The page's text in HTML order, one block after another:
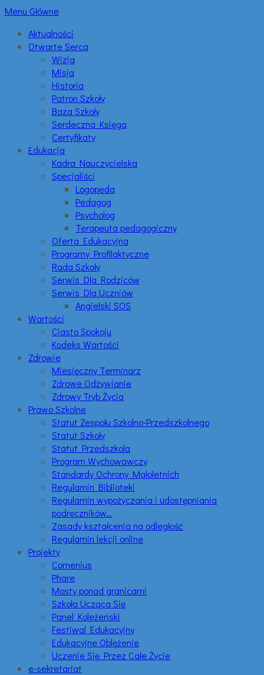
Menu Główne
Aktualności
Otwarte Serca
Wizja
Misja
Historia
Patron Szkoły
Baza Szkoły
Serdeczna Księga
Certyfikaty
Edukacja
Kadra Nauczycielska
Specjaliści
Logopeda
Pedagog
Psycholog
Terapeuta pedagogiczny
Oferta Edukacyjna
Programy Profilaktyczne
Rada Szkoły
Serwis Dla Rodziców
Serwis Dla Uczniów
Angielski SOS
Wartości
Ciasto Spokoju
Kodeks Wartości
Zdrowie
Miesięczny Terminarz
Zdrowe Odżywianie
Zdrowy Tryb Życia
Prawo Szkolne
Statut Zespołu Szkolno-Przedszkolnego
Statut Szkoły
Statut Przedszkola
Program Wychowawczy
Standardy Ochrony Małoletnich
Regulamin Biblioteki
Regulamin wypożyczania i udostępniania
podręczników…
Zasady kształcenia na odległość
Regulamin lekcji online
Projekty
Comenius
Phare
Mosty ponad granicami
Szkoła Ucząca Się
Panel Koleżeński
Festiwal Edukacyjny
Edukacyjne Oblężenie
Uczenie Się Przez Całe Życie
e-sekretariat